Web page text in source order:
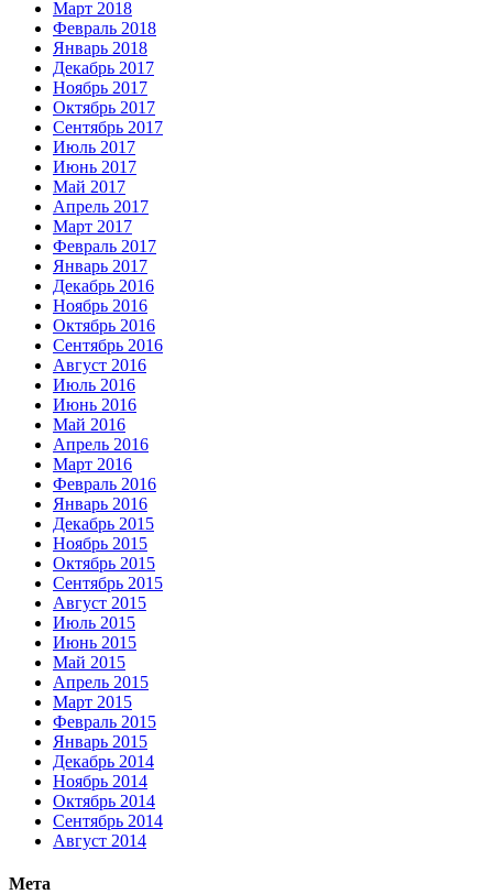
Март 2018
Февраль 2018
Январь 2018
Декабрь 2017
Ноябрь 2017
Октябрь 2017
Сентябрь 2017
Июль 2017
Июнь 2017
Май 2017
Апрель 2017
Март 2017
Февраль 2017
Январь 2017
Декабрь 2016
Ноябрь 2016
Октябрь 2016
Сентябрь 2016
Август 2016
Июль 2016
Июнь 2016
Май 2016
Апрель 2016
Март 2016
Февраль 2016
Январь 2016
Декабрь 2015
Ноябрь 2015
Октябрь 2015
Сентябрь 2015
Август 2015
Июль 2015
Июнь 2015
Май 2015
Апрель 2015
Март 2015
Февраль 2015
Январь 2015
Декабрь 2014
Ноябрь 2014
Октябрь 2014
Сентябрь 2014
Август 2014
Мета